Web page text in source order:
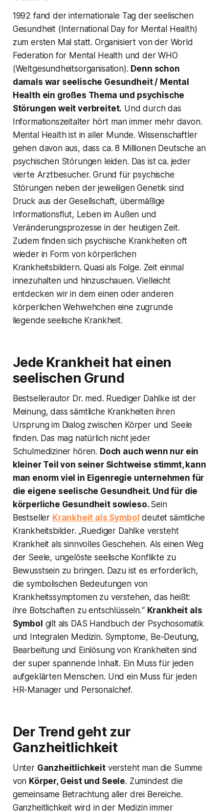
1992 fand der internationale Tag der seelischen
Gesundheit (International Day for Mental Health)
zum ersten Mal statt. Organisiert von der World
Federation for Mental Health und der WHO
(Weltgesundheitsorganisation). Denn schon
damals war seelische Gesundheit / Mental
Health ein großes Thema und psychische
Störungen weit verbreitet. Und durch das
Informationszeitalter hört man immer mehr davon.
Mental Health ist in aller Munde. Wissenschaftler
gehen davon aus, dass ca. 8 Millionen Deutsche an
psychischen Störungen leiden. Das ist ca. jeder
vierte Arztbesucher. Grund für psychische
Störungen neben der jeweiligen Genetik sind
Druck aus der Gesellschaft, übermäßige
Informationsflut, Leben im Außen und
Veränderungsprozesse in der heutigen Zeit.
Zudem finden sich psychische Krankheiten oft
wieder in Form von körperlichen
Krankheitsbildern. Quasi als Folge. Zeit einmal
innezuhalten und hinzuschauen. Vielleicht
entdecken wir in dem einen oder anderen
körperlichen Wehwehchen eine zugrunde
liegende seelische Krankheit.
Jede Krankheit hat einen
seelischen Grund
Bestsellerautor Dr. med. Ruediger Dahlke ist der
Meinung, dass sämtliche Krankheiten ihren
Ursprung im Dialog zwischen Körper und Seele
finden. Das mag natürlich nicht jeder
Schulmediziner hören. Doch auch wenn nur ein
kleiner Teil von seiner Sichtweise stimmt, kann
man enorm viel in Eigenregie unternehmen für
die eigene seelische Gesundheit. Und für die
körperliche Gesundheit sowieso. Sein
Bestseller Krankheit als Symbol deutet sämtliche
Krankheitsbilder. „Ruediger Dahlke versteht
Krankheit als sinnvolles Geschehen. Als einen Weg
der Seele, ungelöste seelische Konflikte zu
Bewusstsein zu bringen. Dazu ist es erforderlich,
die symbolischen Bedeutungen von
Krankheitssymptomen zu verstehen, das heißt:
ihre Botschaften zu entschlüsseln.“ Krankheit als
Symbol gilt als DAS Handbuch der Psychosomatik
und Integralen Medizin. Symptome, Be-Deutung,
Bearbeitung und Einlösung von Krankheiten sind
der super spannende Inhalt. Ein Muss für jeden
aufgeklärten Menschen. Und ein Muss für jeden
HR-Manager und Personalchef.
Der Trend geht zur
Ganzheitlichkeit
Unter Ganzheitlichkeitversteht man die Summe
von Körper, Geist und Seele. Zumindest die
gemeinsame Betrachtung aller drei Bereiche.
Ganzheitlichkeit wird in der Medizin immer